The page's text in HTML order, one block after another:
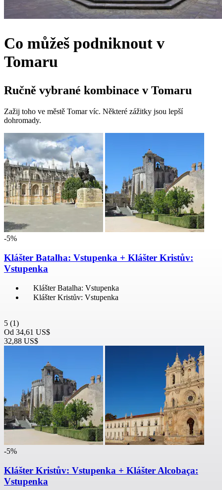
Co můžeš podniknout v
Tomaru
Ručně vybrané kombinace v Tomaru
Zažij toho ve městě Tomar víc. Některé zážitky jsou lepší
dohromady.
-5%
Klášter Batalha: Vstupenka + Klášter Kristův:
Vstupenka
Klášter Batalha: Vstupenka
Klášter Kristův: Vstupenka
5 (1)
Od 34,61 US$
32,88 US$
-5%
Klášter Kristův: Vstupenka + Klášter Alcobaça:
Vstupenka